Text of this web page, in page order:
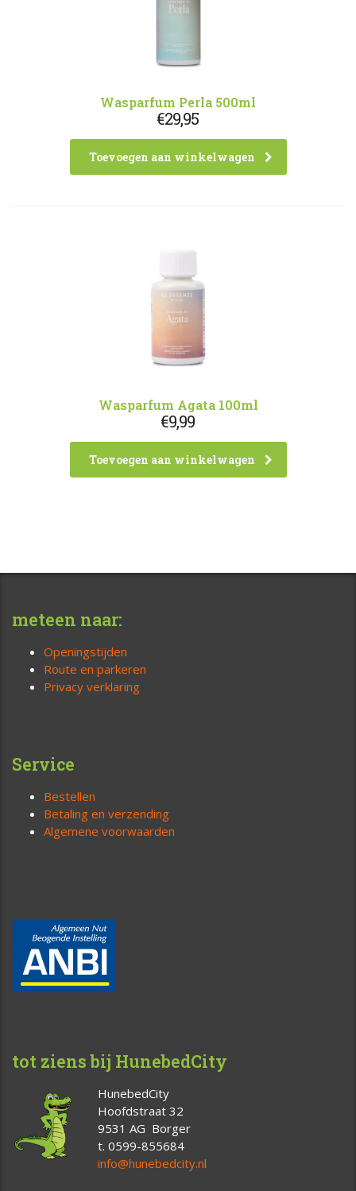
Wasparfum Perla 500ml
€29,95
Toevoegen aan winkelwagen
Wasparfum Agata 100ml
€9,99
Toevoegen aan winkelwagen
meteen naar:
Openingstijden
Route en parkeren
Privacy verklaring
Service
Bestellen
Betaling en verzending
Algemene voorwaarden
tot ziens bij HunebedCity
HunebedCity
Hoofdstraat 32
9531 AG Borger
t. 0599-855684
info@hunebedcity.nl